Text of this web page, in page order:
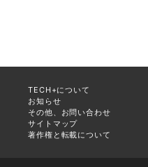
TECH+について
お知らせ
その他、お問い合わせ
サイトマップ
著作権と転載について